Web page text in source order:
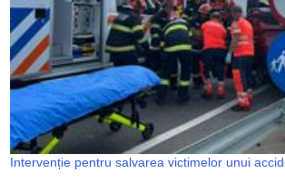
Intervenție pentru salvarea victimelor unui